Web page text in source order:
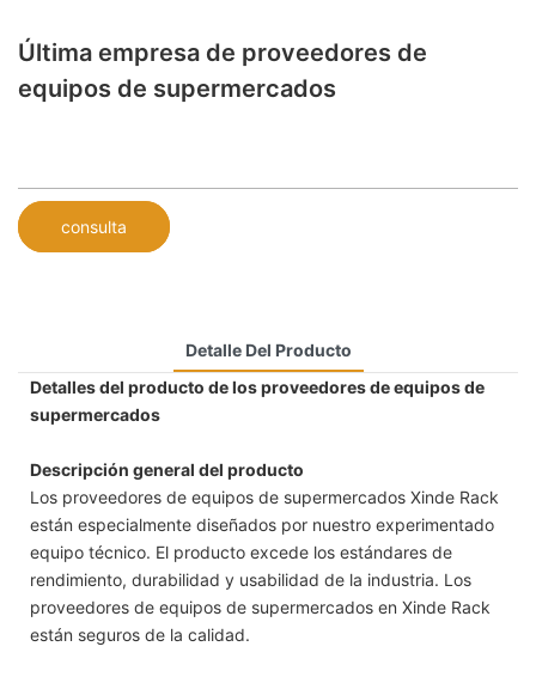
Última empresa de proveedores de
equipos de supermercados
consulta
Detalle Del Producto
Detalles del producto de los proveedores de equipos de
supermercados
Descripción general del producto
Los proveedores de equipos de supermercados Xinde Rack
están especialmente diseñados por nuestro experimentado
equipo técnico. El producto excede los estándares de
rendimiento, durabilidad y usabilidad de la industria. Los
proveedores de equipos de supermercados en Xinde Rack
están seguros de la calidad.